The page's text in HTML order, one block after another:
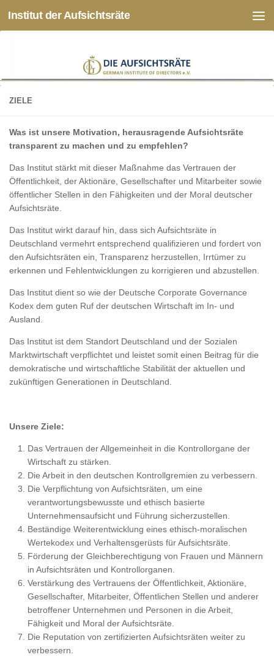
Zum Inhalt springen
Institut der Aufsichtsräte
ZIELE
Was ist unsere Motivation, herausragende Aufsichtsräte
transparent zu machen und zu empfehlen?
Das Institut stärkt mit dieser Maßnahme das Vertrauen der
Öffentlichkeit, der Aktionäre, Gesellschafter und Mitarbeiter sowie
öffentlicher Stellen in den Fähigkeiten und der Moral deutscher
Aufsichtsräte.
Das Institut wirkt darauf hin, dass sich Aufsichtsräte in
Deutschland vermehrt entsprechend qualifizieren und fordert von
den Aufsichtsräten ein, Transparenz herzustellen, Irrtümer zu
erkennen und Fehlentwicklungen zu korrigieren und abzustellen.
Das Institut dient so wie der Deutsche Corporate Governance
Kodex dem guten Ruf der deutschen Wirtschaft im In- und
Ausland.
Das Institut ist dem Standort Deutschland und der Sozialen
Marktwirtschaft verpflichtet und leistet somit einen Beitrag für die
demokratische und wirtschaftliche Stabilität der aktuellen und
zukünftigen Generationen in Deutschland.
Unsere Ziele:
Das Vertrauen der Allgemeinheit in die Kontrollorgane der
Wirtschaft zu stärken.
Die Arbeit in den deutschen Kontrollgremien zu verbessern.
Die Verpflichtung von Aufsichtsräten, um eine
verantwortungsbewusste und ethisch basierte
Unternehmensaufsicht und Führung sicherzustellen.
Beständige Weiterentwicklung eines ethisch-moralischen
Wertekodex und Verhaltensgerüsts für Aufsichtsräte.
Förderung der Gleichberechtigung von Frauen und Männern
in Aufsichtsräten und Kontrollorganen.
Verstärkung des Vertrauens der Öffentlichkeit, Aktionäre,
Gesellschafter, Mitarbeiter, Öffentlichen Stellen und anderer
betroffener Unternehmen und Personen in die Arbeit,
Fähigkeit und Moral der Aufsichtsräte.
Die Reputation von zertifizierten Aufsichtsräten weiter zu
verbessern.